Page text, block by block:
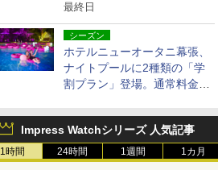
最終日
シーズン
ホテルニューオータニ幕張、
ナイトプールに2種類の「学
割プラン」登場。通常料金の
Impress Watchシリーズ 人気記事
1時間 24時間 1週間 1カ月